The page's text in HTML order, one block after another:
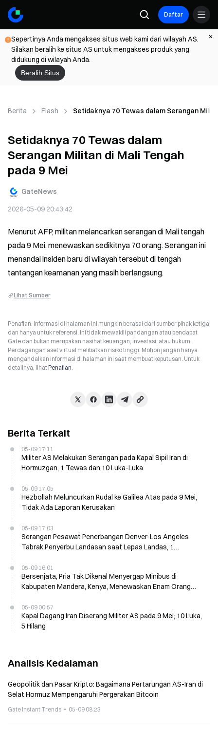
Daftar
Sepertinya Anda mengakses situs web kami dari wilayah AS.
Silakan beralih ke situs AS untuk mengakses produk yang
didukung di wilayah Anda.
Beralih Situs
Berita Flash Setidaknya 70 Tewas dalam Serangan
Setidaknya 70 Tewas dalam
Serangan Militan di Mali Tengah
pada 9 Mei
GateNews
2026-05-09 20:43:42
Menurut AFP, militan melancarkan serangan di Mali tengah
pada 9 Mei, menewaskan sedikitnya 70 orang. Serangan ini
menandai insiden baru di wilayah tersebut di tengah
tantangan keamanan yang masih berlangsung.
Lihat Sumber
Penafian: Informasi di halaman ini mungkin berasal dari sumber pihak ketiga
dan hanya untuk referensi. Ini tidak mewakili pandangan atau pendapat
Gate dan bukan merupakan nasihat keuangan, investasi, atau hukum.
Perdagangan aset virtual melibatkan risiko tinggi. Mohon jangan hanya
mengandalkan informasi di halaman ini saat membuat keputusan. Untuk
detailnya, lihatPenafian.
Berita Terkait
05-09 17:11
Militer AS Melakukan Serangan pada Kapal Sipil Iran di
Hormuzgan, 1 Tewas dan 10 Luka-Luka
05-09 17:05
Hezbollah Meluncurkan Rudal ke Galilea Atas pada 9 Mei,
Tidak Ada Laporan Kerusakan
05-09 17:03
Serangan Pesawat Penerbangan Denver-Los Angeles
Tabrak Penyerbu Landasan saat Lepas Landas, 1
05-09 16:01
Bersenjata, Pria Tak Dikenal Menyergap Minibus di
Kabupaten Mandera, Kenya, Menewaskan Enam Orang
05-09 00:57
Kapal Dagang Iran Diserang Militer AS pada 9 Mei; 10 Luka,
5 Hilang
Analisis Kedalaman
Geopolitik dan Pasar Kripto: Bagaimana Pertarungan AS-Iran di
Selat Hormuz Mempengaruhi Pergerakan Bitcoin
Gate Instant Trends 05-09 08:23